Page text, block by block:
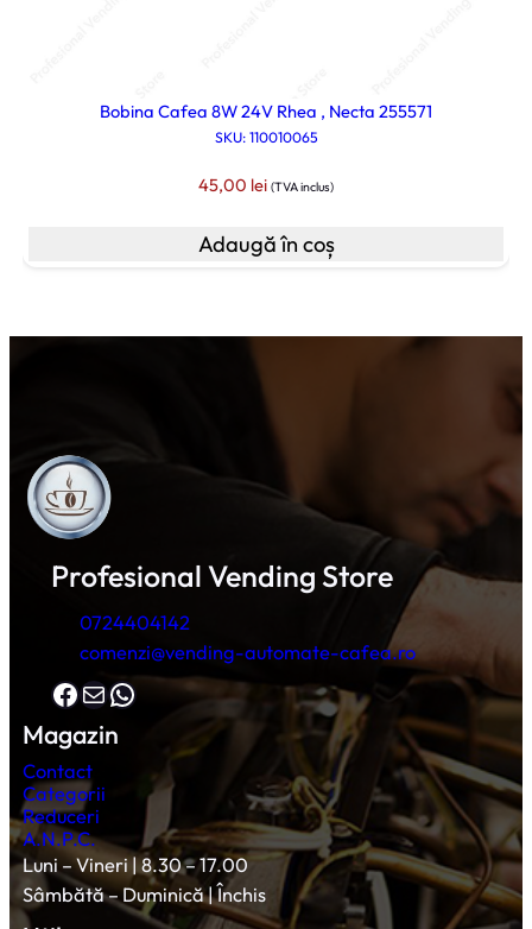
Bobina Cafea 8W 24V Rhea , Necta 255571
SKU: 110010065
45,00 lei (TVA inclus)
Adaugă în coș
Profesional Vending Store
0724404142
comenzi@vending-automate-cafea.ro
Facebook Mail WhatsApp
Magazin
Contact
Categorii
Reduceri
A.N.P.C.
Luni – Vineri | 8.30 – 17.00
Sâmbătă – Duminică | Închis